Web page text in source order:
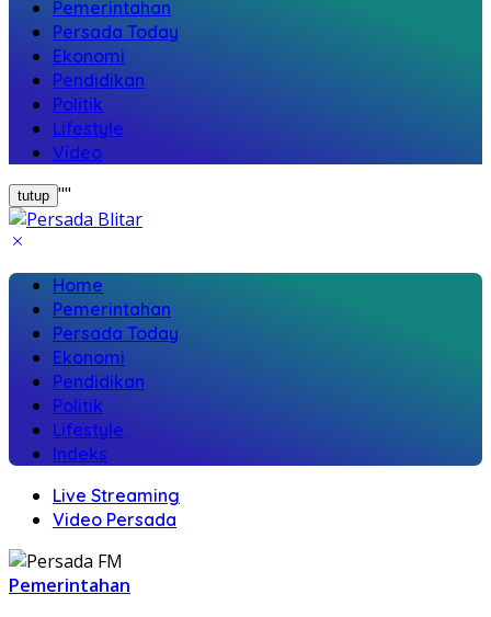
Pemerintahan
Persada Today
Ekonomi
Pendidikan
Politik
Lifestyle
Video
tutup ""
Home
Pemerintahan
Persada Today
Ekonomi
Pendidikan
Politik
Lifestyle
Indeks
Live Streaming
Video Persada
Pemerintahan